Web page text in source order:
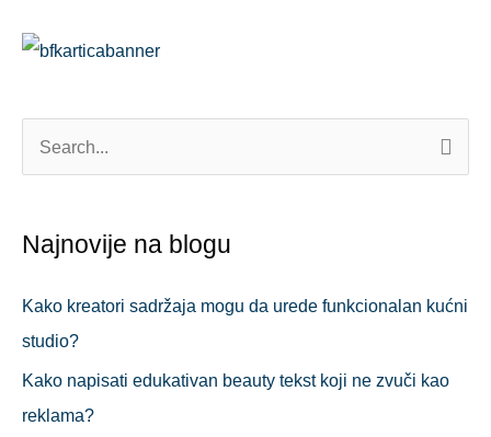
т
Najnovije na blogu
Kako kreatori sadržaja mogu da urede funkcionalan kućni
studio?
Kako napisati edukativan beauty tekst koji ne zvuči kao
reklama?